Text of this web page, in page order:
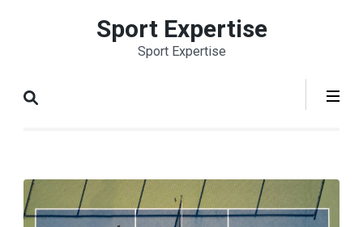
Entrée)
Sport Expertise
Sport Expertise